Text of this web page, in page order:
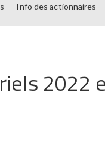
Info des actionnaires
2022